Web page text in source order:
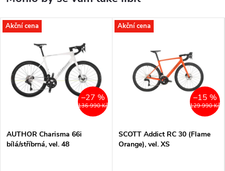
Akční cena
136 990 Kč
–27 %
AUTHOR Charisma 66i
bílá/stříbrná, vel. 48
Akční cena
129 990 Kč
–15 %
SCOTT Addict RC 30 (Flame
Orange), vel. XS